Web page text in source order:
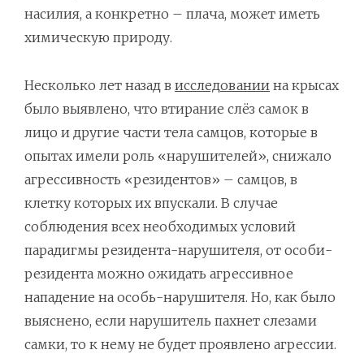
насилия, а конкретно – плача, может иметь
химическую природу.
Несколько лет назад в исследовании на крысах
было выявлено, что втирание слёз самок в
лицо и другие части тела самцов, которые в
опытах имели роль «нарушителей», снижало
агрессивность «резидентов» – самцов, в
клетку которых их впускали. В случае
соблюдения всех необходимых условий
парадигмы резидента-нарушителя, от особи-
резидента можно ожидать агрессивное
нападение на особь-нарушителя. Но, как было
выяснено, если нарушитель пахнет слезами
самки, то к нему не будет проявлено агрессии.